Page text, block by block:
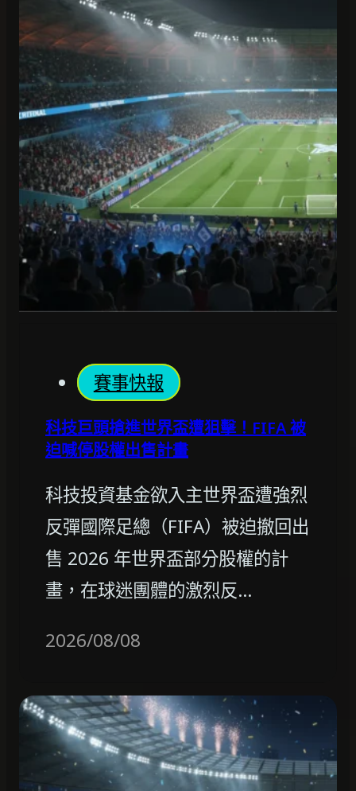
賽事快報
科技巨頭搶進世界盃遭狙擊！FIFA 被
迫喊停股權出售計畫
科技投資基金欲入主世界盃遭強烈
反彈國際足總（FIFA）被迫撤回出
售 2026 年世界盃部分股權的計
畫，在球迷團體的激烈反…
2026/08/08